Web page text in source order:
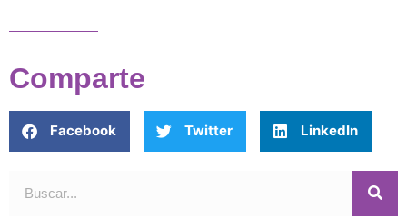
Comparte
Facebook Twitter LinkedIn